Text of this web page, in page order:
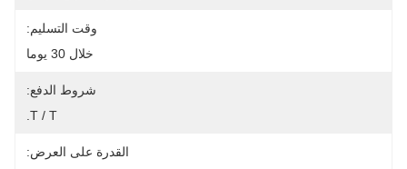
وقت التسليم:
خلال 30 يوما
شروط الدفع:
T / T.
القدرة على العرض: